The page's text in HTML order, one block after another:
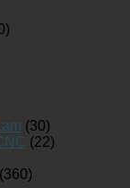
(30)
(22)
(360)